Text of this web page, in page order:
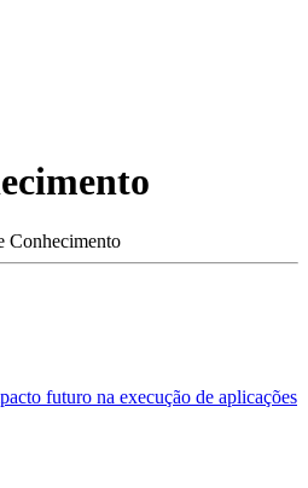
Conhecimento
futuro na execução de aplicações